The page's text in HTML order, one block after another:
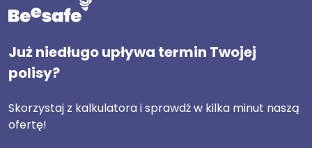
Już niedługo upływa termin Twojej
polisy?
Skorzystaj z kalkulatora i sprawdź w kilka minut naszą
ofertę!